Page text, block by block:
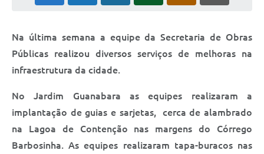
Meio Ambiente
Saúde
A Prefeitura
Plano de Contingência 2024-2025 Lins/SP
Tributos
Na última semana a equipe da Secretaria de Obras
Públicas realizou diversos serviços de melhoras na
infraestrutura da cidade.
No Jardim Guanabara as equipes realizaram a
implantação de guias e sarjetas, cerca de alambrado
na Lagoa de Contenção nas margens do Córrego
Barbosinha. As equipes realizaram tapa-buracos nas